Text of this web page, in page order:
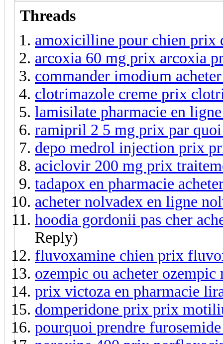
Threads
amoxicilline pour chien prix
arcoxia 60 mg prix arcoxia
commander imodium
clotrimazole creme prix
lamisilate pharmacie en
ramipril 2 5 mg prix par
depo medrol injection prix
aciclovir 200 mg prix
tadapox en pharmacie
acheter nolvadex en ligne
hoodia gordonii pas cher
Reply)
fluvoxamine chien prix
ozempic ou acheter
prix victoza en pharmacie
domperidone prix prix
pourquoi prendre